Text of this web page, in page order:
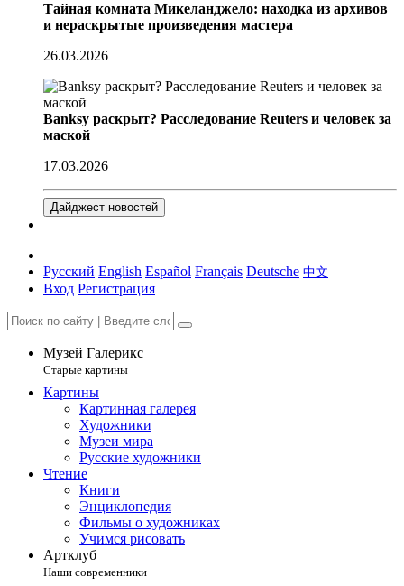
Тайная комната Микеланджело: находка из архивов
и нераскрытые произведения мастера
26.03.2026
Banksy раскрыт? Расследование Reuters и человек за
маской
17.03.2026
Дайджест новостей
Русский English Español Français Deutsche 中文
Вход Регистрация
Музей Галерикс
Старые картины
Картины
Картинная галерея
Художники
Музеи мира
Русские художники
Чтение
Книги
Энциклопедия
Фильмы о художниках
Учимся рисовать
Артклуб
Наши современники